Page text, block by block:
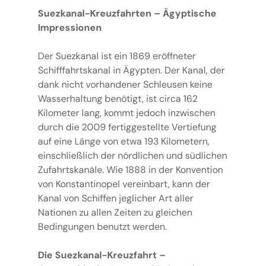
Suezkanal-Kreuzfahrten – Ägyptische
Impressionen
Der Suezkanal ist ein 1869 eröffneter
Schifffahrtskanal in Ägypten. Der Kanal, der
dank nicht vorhandener Schleusen keine
Wasserhaltung benötigt, ist circa 162
Kilometer lang, kommt jedoch inzwischen
durch die 2009 fertiggestellte Vertiefung
auf eine Länge von etwa 193 Kilometern,
einschließlich der nördlichen und südlichen
Zufahrtskanäle. Wie 1888 in der Konvention
von Konstantinopel vereinbart, kann der
Kanal von Schiffen jeglicher Art aller
Nationen zu allen Zeiten zu gleichen
Bedingungen benutzt werden.
Die Suezkanal-Kreuzfahrt –